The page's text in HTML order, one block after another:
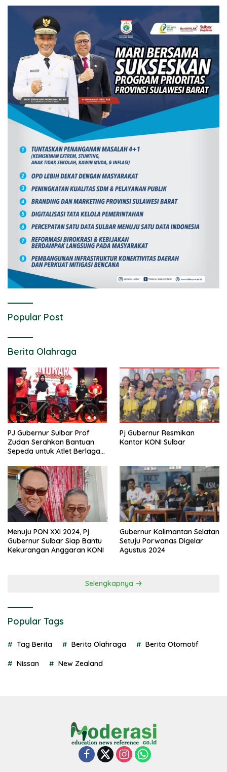
Popular Post
Berita Olahraga
PJ Gubernur Sulbar Prof
Zudan Serahkan Bantuan
Sepeda untuk Atlet Berlaga
Pj Gubernur Resmikan
Kantor KONI Sulbar
Menuju PON XXI 2024, Pj
Gubernur Sulbar Siap Bantu
Kekurangan Anggaran KONI
Gubernur Kalimantan Selatan
Setuju Porwanas Digelar
Agustus 2024
Selengkapnya
Popular Tags
Tag Berita Berita Olahraga Berita Otomotif
Nissan New Zealand